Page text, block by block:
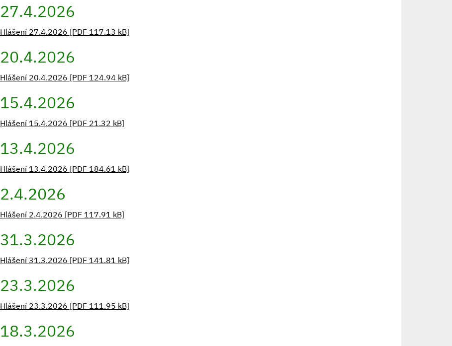
27.4.2026
Hlášení 27.4.2026 [PDF 117.13 kB]
20.4.2026
Hlášení 20.4.2026 [PDF 124.94 kB]
15.4.2026
Hlášení 15.4.2026 [PDF 21.32 kB]
13.4.2026
Hlášení 13.4.2026 [PDF 184.61 kB]
2.4.2026
Hlášení 2.4.2026 [PDF 117.91 kB]
31.3.2026
Hlášení 31.3.2026 [PDF 141.81 kB]
23.3.2026
Hlášení 23.3.2026 [PDF 111.95 kB]
18.3.2026